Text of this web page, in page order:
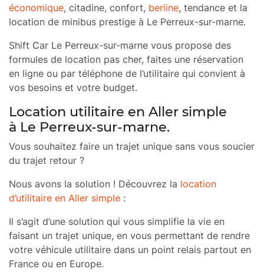
économique, citadine, confort, berline, tendance et la
location de minibus prestige à Le Perreux-sur-marne.
Shift Car Le Perreux-sur-marne vous propose des
formules de location pas cher, faites une réservation
en ligne ou par téléphone de l’utilitaire qui convient à
vos besoins et votre budget.
Location utilitaire en Aller simple
à Le Perreux-sur-marne.
Vous souhaitez faire un trajet unique sans vous soucier
du trajet retour ?
Nous avons la solution ! Découvrez la location
d’utilitaire en Aller simple :
Il s’agit d’une solution qui vous simplifie la vie en
faisant un trajet unique, en vous permettant de rendre
votre véhicule utilitaire dans un point relais partout en
France ou en Europe.